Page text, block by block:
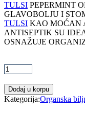
TULSI PEPERMINT
GLAVOBOLJU I
TULSI KAO MOĆAN
ANTISEPTIK SU
OSNAŽUJE
India
Čaj
-
Tulsi
Peppermint
Dodaj u korpu
Kategorija:Organska